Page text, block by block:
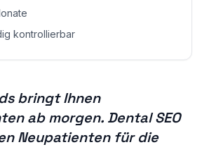
kontrollierbar
bringt Ihnen
ab morgen. Dental SEO
Neupatienten für die